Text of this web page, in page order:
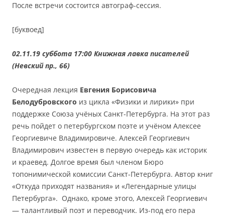
После встречи состоится автограф-сессия.
[буквоед]
02.11.19 суббота 17:00 Книжная лавка писателей
(Невский пр., 66)
Очередная лекция Евгения Борисовича
Белодубровского из цикла «Физики и лирики» при
поддержке Союза учёных Санкт-Петербурга. На этот раз
речь пойдет о петербургском поэте и учёном Алексее
Георгиевиче Владимировиче. Алексей Георгиевич
Владимирович известен в первую очередь как историк
и краевед. Долгое время был членом Бюро
топонимической комиссии Санкт-Петербурга. Автор книг
«Откуда приходят названия» и «Легендарные улицы
Петербурга». Однако, кроме этого, Алексей Георгиевич
— талантливый поэт и переводчик. Из-под его пера